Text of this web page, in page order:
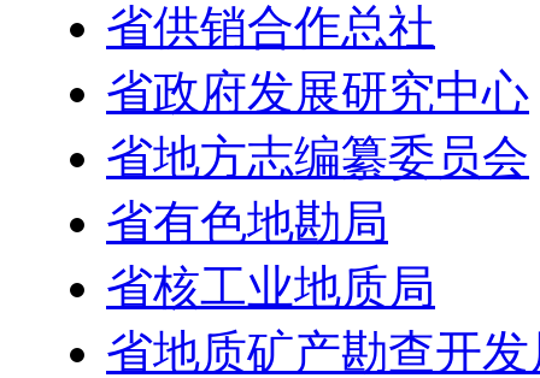
省供销合作总社
省政府发展研究中心
省地方志编纂委员会
省有色地勘局
省核工业地质局
省地质矿产勘查开发